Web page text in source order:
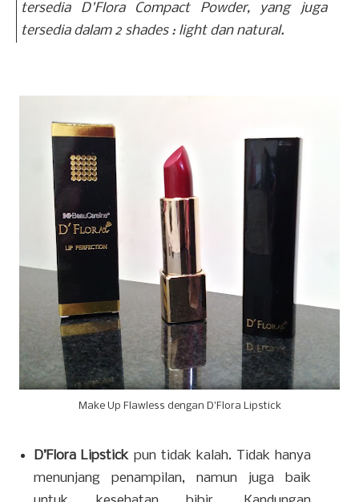
tersedia D'Flora Compact Powder, yang juga
tersedia dalam 2 shades : light dan natural.
Make Up Flawless dengan D'Flora Lipstick
D’Flora Lipstickpun tidak kalah. Tidak hanya
menunjang penampilan, namun juga baik